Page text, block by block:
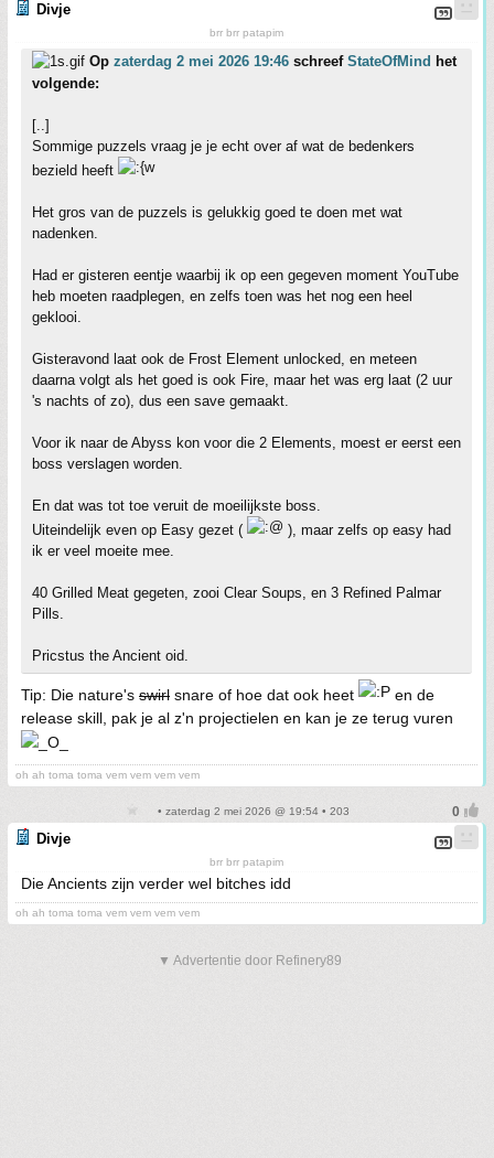
Divje
brr brr patapim
Op zaterdag 2 mei 2026 19:46 schreef StateOfMind het
volgende:
[..]
Sommige puzzels vraag je je echt over af wat de bedenkers
bezield heeft
Het gros van de puzzels is gelukkig goed te doen met wat
nadenken.
Had er gisteren eentje waarbij ik op een gegeven moment YouTube
heb moeten raadplegen, en zelfs toen was het nog een heel
geklooi.
Gisteravond laat ook de Frost Element unlocked, en meteen
daarna volgt als het goed is ook Fire, maar het was erg laat (2 uur
's nachts of zo), dus een save gemaakt.
Voor ik naar de Abyss kon voor die 2 Elements, moest er eerst een
boss verslagen worden.
En dat was tot toe veruit de moeilijkste boss.
Uiteindelijk even op Easy gezet (
), maar zelfs op easy had
ik er veel moeite mee.
40 Grilled Meat gegeten, zooi Clear Soups, en 3 Refined Palmar
Pills.
Pricstus the Ancient oid.
Tip: Die nature's swirl snare of hoe dat ook heet
en de
release skill, pak je al z'n projectielen en kan je ze terug vuren
oh ah toma toma vem vem vem vem
• zaterdag 2 mei 2026 @ 19:54 • 203
Divje
brr brr patapim
Die Ancients zijn verder wel bitches idd
oh ah toma toma vem vem vem vem
▼ Advertentie door Refinery89